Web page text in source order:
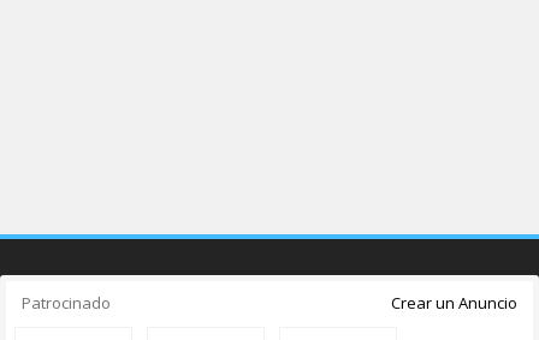
Patrocinado Crear un Anuncio